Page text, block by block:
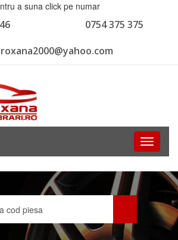
a suna click pe numar
0754 375 375
Toggle